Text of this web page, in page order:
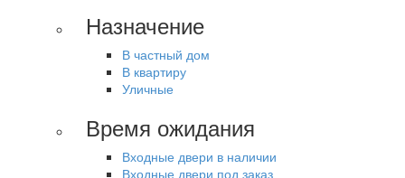
Назначение
В частный дом
В квартиру
Уличные
Время ожидания
Входные двери в наличии
Входные двери под заказ